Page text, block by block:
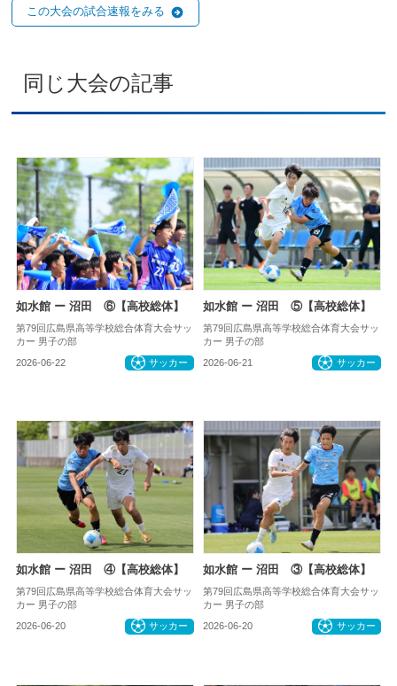
この大会の試合速報をみる
同じ大会の記事
如水館 ー 沼田 ⑥【高校総体】
第79回広島県高等学校総合体育大会サッ
カー 男子の部
2026-06-22 サッカー
如水館 ー 沼田 ⑤【高校総体】
第79回広島県高等学校総合体育大会サッ
カー 男子の部
2026-06-21 サッカー
如水館 ー 沼田 ④【高校総体】
第79回広島県高等学校総合体育大会サッ
カー 男子の部
2026-06-20 サッカー
如水館 ー 沼田 ③【高校総体】
第79回広島県高等学校総合体育大会サッ
カー 男子の部
2026-06-20 サッカー